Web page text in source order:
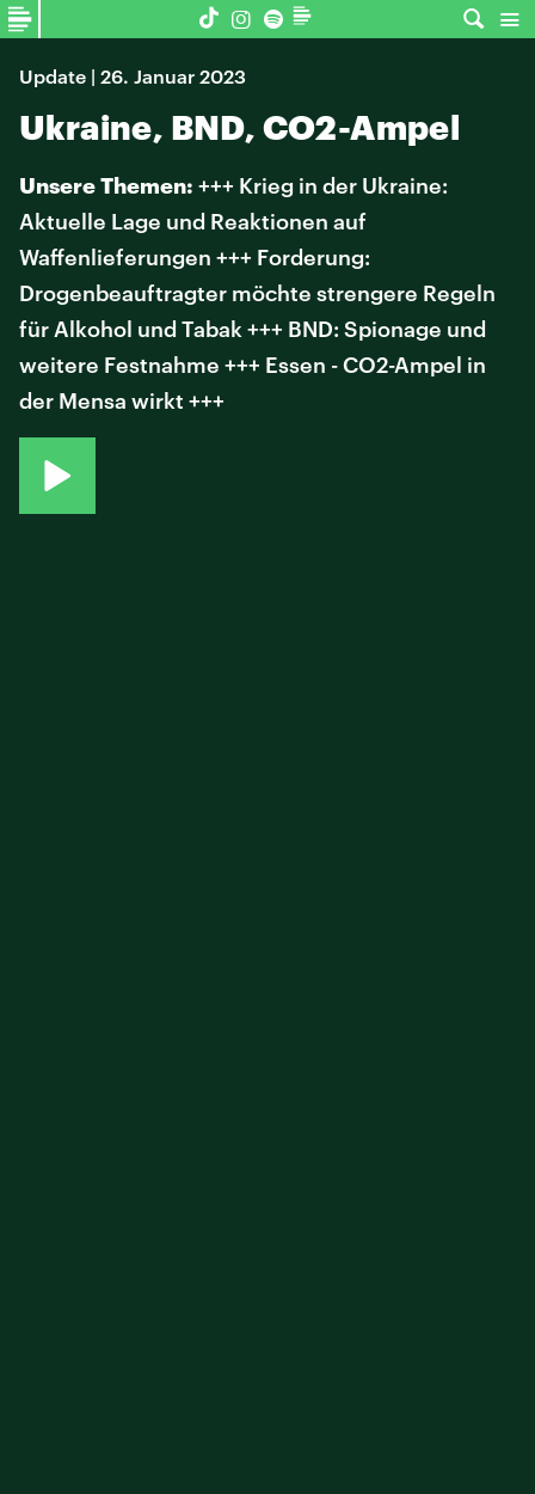
Update | 26. Januar 2023
Ukraine, BND, CO2-Ampel
Unsere Themen: +++ Krieg in der Ukraine:
Aktuelle Lage und Reaktionen auf
Waffenlieferungen +++ Forderung:
Drogenbeauftragter möchte strengere Regeln
für Alkohol und Tabak +++ BND: Spionage und
weitere Festnahme +++ Essen - CO2-Ampel in
der Mensa wirkt +++